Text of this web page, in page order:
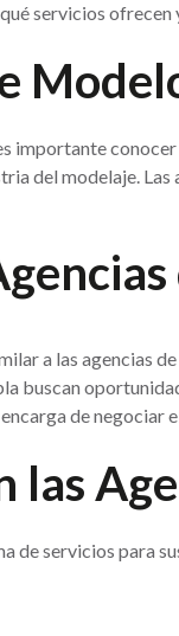
servicios ofrecen
del modelaje.
a las
buscan
de
las
de servicios para